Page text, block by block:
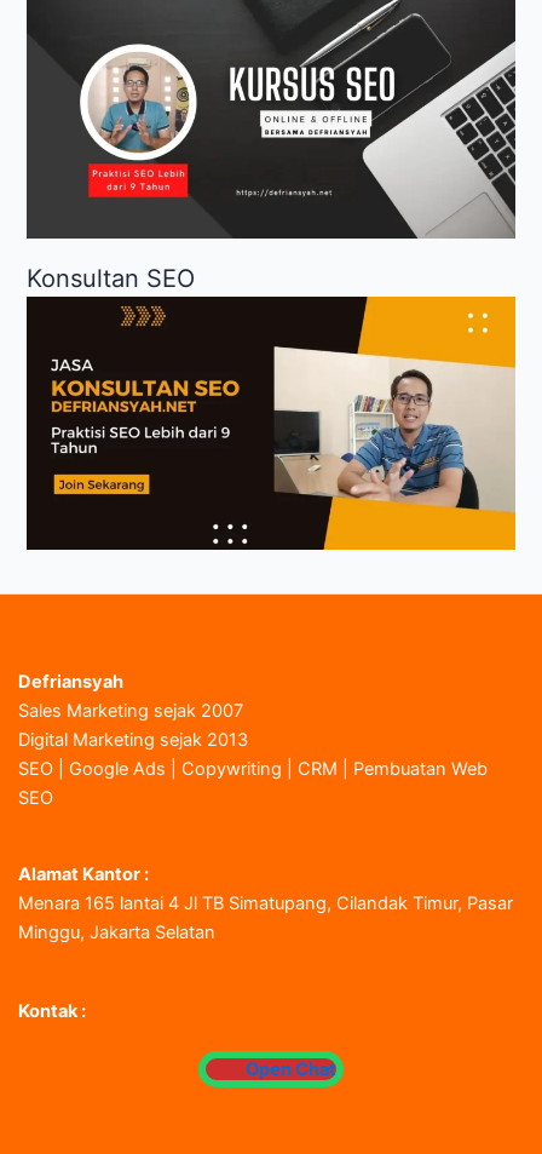
Konsultan SEO
Defriansyah
Sales Marketing sejak 2007
Digital Marketing sejak 2013
SEO | Google Ads | Copywriting | CRM | Pembuatan Web
SEO
Alamat Kantor :
Menara 165 lantai 4 Jl TB Simatupang, Cilandak Timur, Pasar
Minggu, Jakarta Selatan
Kontak :
Open Chat